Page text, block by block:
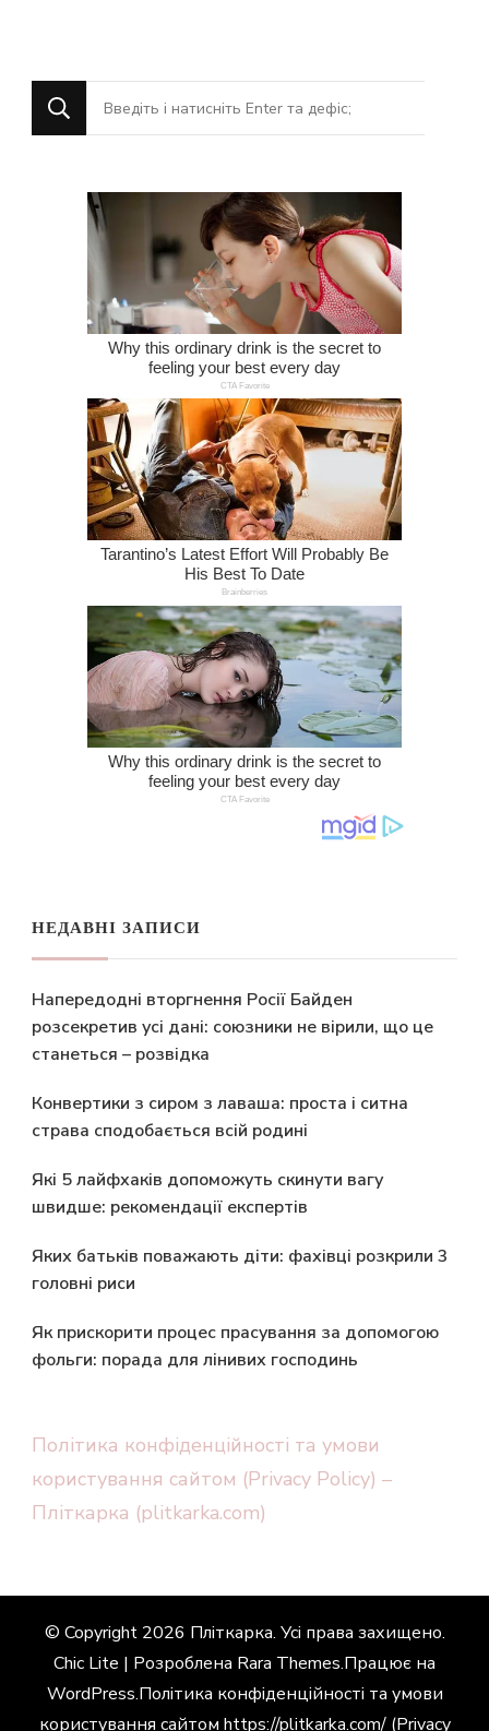
Шукаєте
щось?
НЕДАВНІ ЗАПИСИ
Напередодні вторгнення Росії Байден
розсекретив усі дані: союзники не вірили, що це
станеться – розвідка
Конвертики з сиром з лаваша: проста і ситна
страва сподобається всій родині
Які 5 лайфхаків допоможуть скинути вагу
швидше: рекомендації експертів
Яких батьків поважають діти: фахівці розкрили 3
головні риси
Як прискорити процес прасування за допомогою
фольги: порада для лінивих господинь
Політика конфіденційності та умови
користування сайтом (Privacy Policy) –
Пліткарка (plitkarka.com)
© Copyright 2026 Пліткарка. Усі права захищено.
Chic Lite | Розроблена Rara Themes.Працює на
WordPress.Політика конфіденційності та умови
користування сайтом https://plitkarka.com/ (Privacy